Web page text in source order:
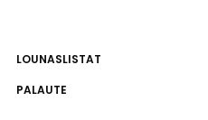
LOUNASLISTAT
PALAUTE